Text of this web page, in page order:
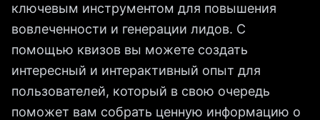
ключевым инструментом для повышения
вовлеченности и генерации лидов. С
помощью квизов вы можете создать
интересный и интерактивный опыт для
пользователей, который в свою очередь
поможет вам собрать ценную информацию о